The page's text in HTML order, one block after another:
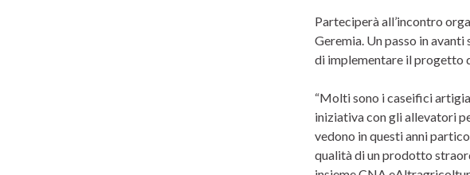
Parteciperà all’incontro
Geremia. Un passo in
di implementare il progetto
“Molti sono i caseifici
iniziativa con gli allevatori
vedono in questi anni
qualità di un prodotto